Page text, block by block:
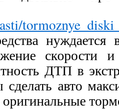
скорости
ДТП в
авто
оригинальные